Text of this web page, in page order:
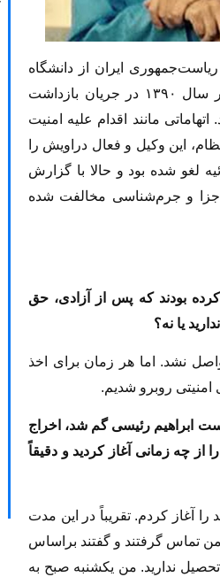
ایران از دانشگاه
اخراج شد. او از وکلای دراویش طریقهٔ گنابادی است که اول‌بار در سال ۱۳۹۰ در جریان بازداشت
مانند اقدام علیه امنیت
این وکیل و فعال دراویش را
لغو شده بود و حالا با گزارش
جزا و جرم‌شناسی مخالفت شده
شما ابلاغ کرده بودند که پس از آزادی، حق
یا نه؟
واصل نشد. اما هر زمان برای اخذ
امنیتی روبرو شدیم.
ابراهیم رئیسی گم شد، اخراج
چه زمانی آغاز کردید و دقیقاً
آغاز کردم. تقریباً در این مدت
تماس گرفتند و گفتند براساس
ندارید. من یکشنبه صبح به